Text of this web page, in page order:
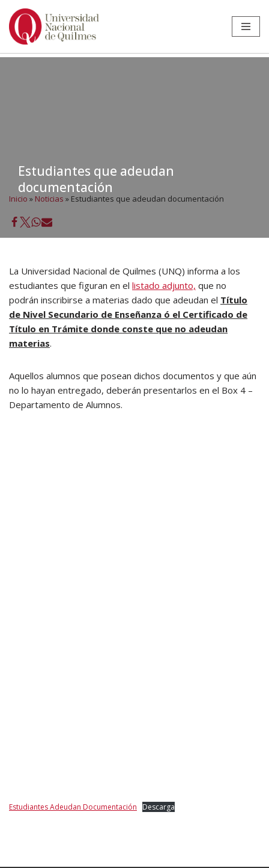
Ir
Estudiantes que adeudan
documentación
Inicio » Noticias » Estudiantes que adeudan documentación
La Universidad Nacional de Quilmes (UNQ) informa a los
estudiantes que figuran en el listado adjunto, que no
podrán inscribirse a materias dado que adeudan el Título
de Nivel Secundario de Enseñanza ó el Certificado de
Título en Trámite donde conste que no adeudan
materias.
Aquellos alumnos que posean dichos documentos y que aún
no lo hayan entregado, deberán presentarlos en el Box 4 –
Departamento de Alumnos.
Estudiantes Adeudan Documentación Descarga